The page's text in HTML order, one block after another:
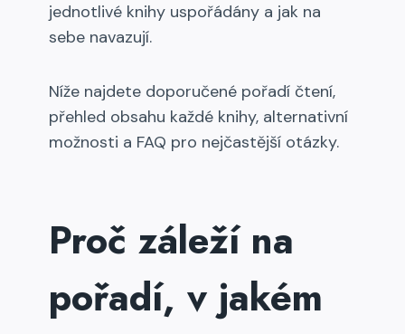
jednotlivé knihy uspořádány a jak na
sebe navazují.
Níže najdete doporučené pořadí čtení,
přehled obsahu každé knihy, alternativní
možnosti a FAQ pro nejčastější otázky.
Proč záleží na
pořadí, v jakém